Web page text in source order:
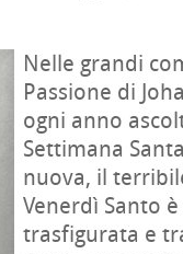
Nelle grandi
Passione di
ogni anno
Settimana
nuova, il
Venerdì Santo
trasfigurata e